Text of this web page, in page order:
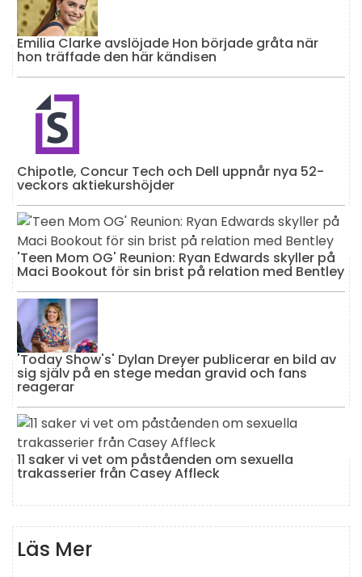
Emilia Clarke avslöjade Hon började gråta när
hon träffade den här kändisen
Chipotle, Concur Tech och Dell uppnår nya 52-
veckors aktiekurshöjder
'Teen Mom OG' Reunion: Ryan Edwards skyller på
Maci Bookout för sin brist på relation med Bentley
'Today Show's' Dylan Dreyer publicerar en bild av
sig själv på en stege medan gravid och fans
reagerar
11 saker vi vet om påståenden om sexuella
trakasserier från Casey Affleck
Läs Mer